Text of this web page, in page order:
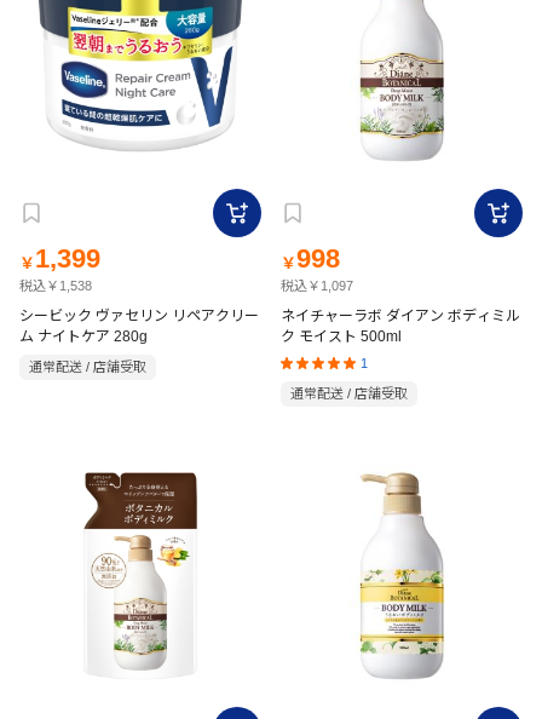
￥ 1,399
税込￥1,538
シービック ヴァセリン リペアクリー
ム ナイトケア 280g
通常配送 / 店舗受取
￥998
税込￥1,097
ネイチャーラボ ダイアン ボディミル
ク モイスト 500ml
1
通常配送 / 店舗受取